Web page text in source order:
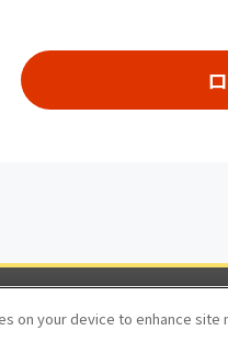
動作環境 個
on your device to enhance site